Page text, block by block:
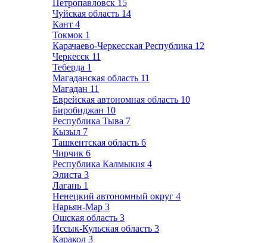
Петропавловск 15
Чуйская область 14
Кант 4
Токмок 1
Карачаево-Черкесская Республика 12
Черкесск 11
Теберда 1
Магаданская область 11
Магадан 11
Еврейская автономная область 10
Биробиджан 10
Республика Тыва 7
Кызыл 7
Ташкентская область 6
Чирчик 6
Республика Калмыкия 4
Элиста 3
Лагань 1
Ненецкий автономный округ 4
Нарьян-Мар 3
Ошская область 3
Иссык-Кульская область 3
Каракол 3